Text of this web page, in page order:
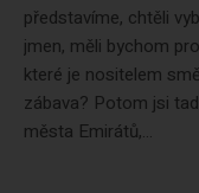
představíme, chtěli
jmen, měli bychom
které je nositelem
zábava? Potom jsi
města Emirátů,...